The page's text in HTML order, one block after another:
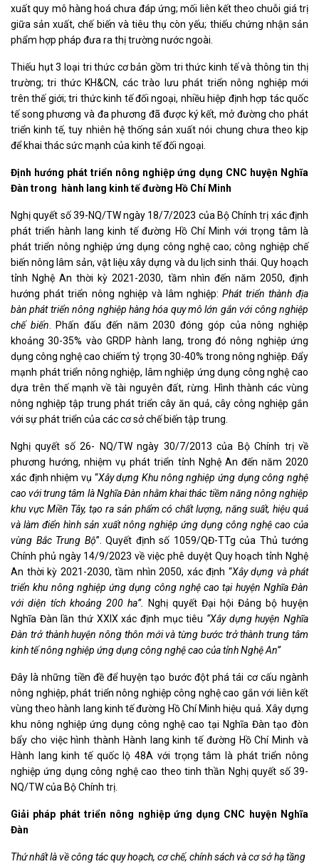
xuất quy mô hàng hoá chưa đáp ứng; mối liên kết theo chuỗi giá trị
giữa sản xuất, chế biến và tiêu thụ còn yếu; thiếu chứng nhận sản
phẩm hợp pháp đưa ra thị trường nước ngoài.
Thiếu hụt 3 loại tri thức cơ bản gồm tri thức kinh tế và thông tin thị
trường; tri thức KH&CN, các trào lưu phát triển nông nghiệp mới
trên thế giới; tri thức kinh tế đối ngoại, nhiều hiệp định hợp tác quốc
tế song phương và đa phương đã được ký kết, mở đường cho phát
triển kinh tế, tuy nhiên hệ thống sản xuất nói chung chưa theo kịp
để khai thác sức mạnh của kinh tế đối ngoại.
Định hướng phát triển nông nghiệp ứng dụng CNC huyện Nghĩa
Đàn trong hành lang kinh tế đường Hồ Chí Minh
Nghị quyết số 39-NQ/TW ngày 18/7/2023 của Bộ Chính trị xác định
phát triển hành lang kinh tế đường Hồ Chí Minh với trọng tâm là
phát triển nông nghiệp ứng dụng công nghệ cao; công nghiệp chế
biến nông lâm sản, vật liệu xây dựng và du lịch sinh thái. Quy hoạch
tỉnh Nghệ An thời kỳ 2021-2030, tầm nhìn đến năm 2050, định
hướng phát triển nông nghiệp và lâm nghiệp:Phát triển thành địa
bàn phát triển nông nghiệp hàng hóa quy mô lớn gắn với công nghiệp
chế biến. Phấn đấu đến năm 2030 đóng góp của nông nghiệp
khoảng 30-35% vào GRDP hành lang, trong đó nông nghiệp ứng
dụng công nghệ cao chiếm tỷ trọng 30-40% trong nông nghiệp. Đẩy
mạnh phát triển nông nghiệp, lâm nghiệp ứng dụng công nghệ cao
dựa trên thế mạnh về tài nguyên đất, rừng. Hình thành các vùng
nông nghiệp tập trung phát triển cây ăn quả, cây công nghiệp gắn
với sự phát triển của các cơ sở chế biến tập trung.
Nghị quyết số 26- NQ/TW ngày 30/7/2013 của Bộ Chính trị về
phương hướng, nhiệm vụ phát triển tỉnh Nghệ An đến năm 2020
xác định nhiệm vụ “Xây dựng Khu nông nghiệp ứng dụng công nghệ
cao với trung tâm là Nghĩa Đàn nhằm khai thác tiềm năng nông nghiệp
khu vực Miền Tây, tạo ra sản phẩm có chất lượng, năng suất, hiệu quả
và làm điển hình sản xuất nông nghiệp ứng dụng công nghệ cao của
vùng Bắc Trung Bộ”. Quyết định số 1059/QĐ-TTg của Thủ tướng
Chính phủ ngày 14/9/2023 về việc phê duyệt Quy hoạch tỉnh Nghệ
An thời kỳ 2021-2030, tầm nhìn 2050, xác định “Xây dựng và phát
triển khu nông nghiệp ứng dụng công nghệ cao tại huyện Nghĩa Đàn
với diện tích khoảng 200 ha”.
Nghị quyết Đại hội Đảng bộ huyện
Nghĩa Đàn lần thứ XXIX xác định mục tiêu “Xây dựng huyện Nghĩa
Đàn trở thành huyện nông thôn mới và từng bước trở thành trung tâm
kinh tế nông nghiệp ứng dụng công nghệ cao của tỉnh Nghệ An”
Đây là những tiền đề để huyện tạo bước đột phá tái cơ cấu ngành
nông nghiệp, phát triển nông nghiệp công nghệ cao gắn với liên kết
vùng theo hành lang kinh tế đường Hồ Chí Minh hiệu quả. Xây dựng
khu nông nghiệp ứng dụng công nghệ cao tại Nghĩa Đàn tạo đòn
bẩy cho việc hình thành Hành lang kinh tế đường Hồ Chí Minh và
Hành lang kinh tế quốc lộ 48A với trọng tâm là phát triển nông
nghiệp ứng dụng công nghệ cao theo tinh thần Nghị quyết số 39-
NQ/TW của Bộ Chính trị.
Giải pháp phát triển nông nghiệp ứng dụng CNC huyện Nghĩa
Đàn
Thứ nhất là về công tác quy hoạch, cơ chế, chính sách và cơ sở hạ tầng